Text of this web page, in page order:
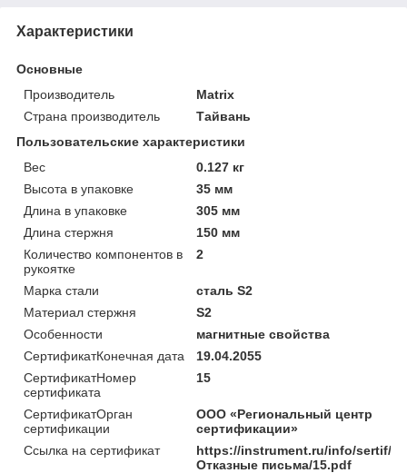
Характеристики
Основные
Производитель
Matrix
Страна производитель
Тайвань
Пользовательские характеристики
Вес
0.127 кг
Высота в упаковке
35 мм
Длина в упаковке
305 мм
Длина стержня
150 мм
Количество компонентов в
рукоятке
2
Марка стали
сталь S2
Материал стержня
S2
Особенности
магнитные свойства
СертификатКонечная дата
19.04.2055
СертификатНомер
сертификата
15
СертификатОрган
сертификации
ООО «Региональный центр
сертификации»
Ссылка на сертификат
https://instrument.ru/info/sertif/
Отказные письма/15.pdf